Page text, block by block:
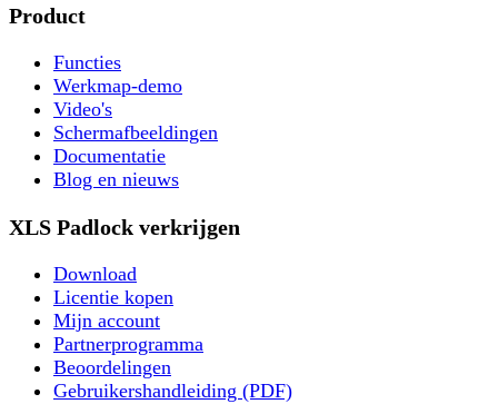
Product
Functies
Werkmap-demo
Video's
Schermafbeeldingen
Documentatie
Blog en nieuws
XLS Padlock verkrijgen
Download
Licentie kopen
Mijn account
Partnerprogramma
Beoordelingen
Gebruikershandleiding (PDF)